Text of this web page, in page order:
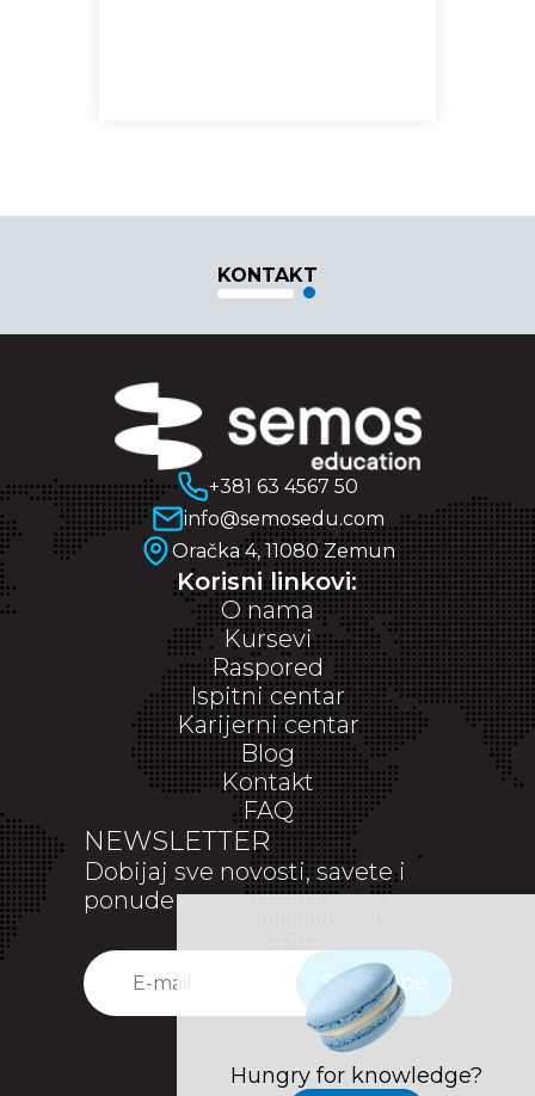
Hungry for knowledge?
KONTAKT
+381 63 4567 50
info@semosedu.com
Oračka 4, 11080 Zemun
Korisni linkovi:
O nama
Kursevi
Raspored
Ispitni centar
Karijerni centar
Blog
Kontakt
FAQ
NEWSLETTER
Dobijaj sve novosti, savete i
ponude
Subscribe